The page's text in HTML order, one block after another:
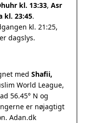
kl. 13:33, Asr
kl. 23:45.
kl. 21:25,
dagslys.
med Shafii,
World League,
56.45° N og
er nøjagtigt
Adan.dk